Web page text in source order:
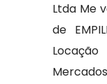
Ltda Me
de